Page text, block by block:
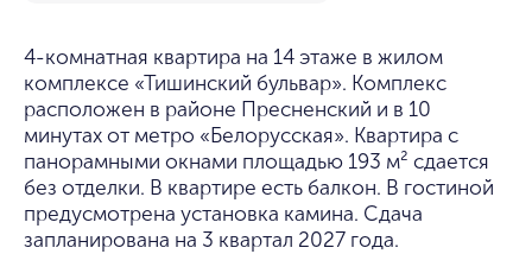
4-комнатная квартира на 14 этаже в жилом
комплексе «Тишинский бульвар». Комплекс
расположен в районе Пресненский и в 10
минутах от метро «Белорусская». Квартира с
панорамными окнами площадью 193 м² сдается
без отделки. В квартире есть балкон. В гостиной
предусмотрена установка камина. Сдача
запланирована на 3 квартал 2027 года.